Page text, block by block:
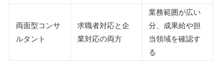
転職エージェントでキャリアアドバイザーとして働くために
転職エージェントと転職サイトの両方で探す
採用ページから直接応募する
人材業界への転職におすすめの転職エージェント5選
両面型コンサ
ルタント
求職者対応と企
業対応の両方
業務範囲が広い
分、成果給や担
当領域を確認す
る